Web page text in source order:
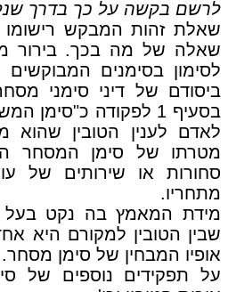
לרשם בקשה על כך בדרך
שאלת זהות המבקש
שאלה של מה בכך. בירור
לסימון בסימנים
ביסודם של דיני סימני
בסעיף 1 לפקודה
לאדם לענין הטובין שהוא
מטרתו של סימן המסחר
סחורות או שירותים של
מתחריו.
מידת המאמץ בה נקט בעל
שבין הטובין למקורם היא
אופיו המבחין של סימן
על תפקידים נוספים של